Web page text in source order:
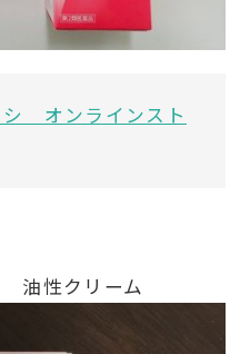
シ オンラインスト
油性クリーム